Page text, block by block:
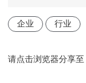
企业 行业
请点击浏览器分享至